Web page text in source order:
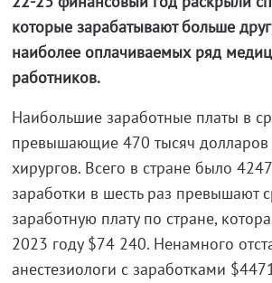
которые зарабатывают больше
наиболее оплачиваемых ряд
работников.
Наибольшие заработные платы в
превышающие 470 тысяч долларов
хирургов. Всего в стране было
заработки в шесть раз превышают
заработную плату по стране,
2023 году $74 240. Ненамного
анестезиологи с заработками